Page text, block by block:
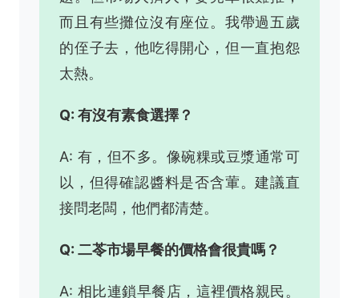
而且有些攤位沒有座位。我帶過五歲
的侄子去，他吃得開心，但一直抱怨
太熱。
Q: 有沒有素食選擇？
A: 有，但不多。像碗粿或豆漿通常可
以，但得確認醬料是否含葷。建議直
接問老闆，他們都清楚。
Q: 二苓市場早餐的價格會很貴嗎？
A: 相比連鎖早餐店，這裡價格親民。